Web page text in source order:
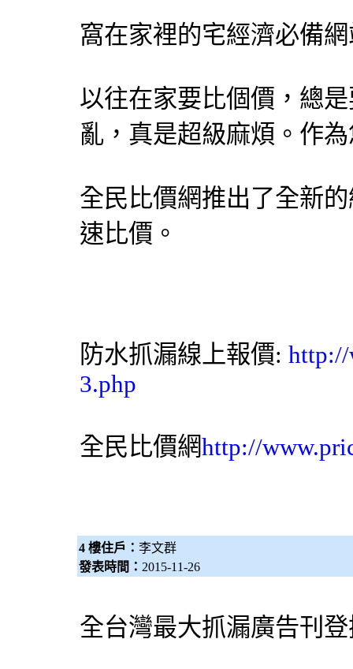
窩在家裡的宅經濟必備
以往在家要比個價，總
亂，真是超級麻煩。作
全民比價網推出了全新
速比價。
防水抓漏線上報價: http://
3.php
全民比價網http://
4 樓住戶： 李文群
發表時間： 2015-11-26
全台灣最大抓漏廣告刊